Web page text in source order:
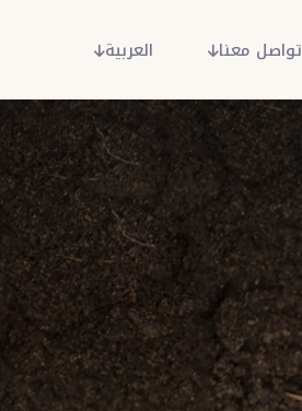
تواصل معنا العربية